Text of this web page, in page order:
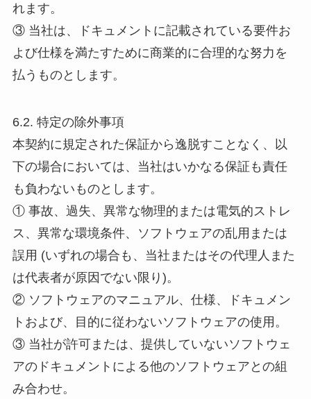
れます。
③ 当社は、ドキュメントに記載されている要件お
よび仕様を満たすために商業的に合理的な努力を
払うものとします。
6.2. 特定の除外事項
本契約に規定された保証から逸脱すことなく、以
下の場合においては、当社はいかなる保証も責任
も負わないものとします。
① 事故、過失、異常な物理的または電気的ストレ
ス、異常な環境条件、ソフトウェアの乱用または
誤用 (いずれの場合も、当社またはその代理人また
は代表者が原因でない限り)。
② ソフトウェアのマニュアル、仕様、ドキュメン
トおよび、目的に従わないソフトウェアの使用。
③ 当社が許可または、提供していないソフトウェ
アのドキュメントによる他のソフトウェアとの組
み合わせ。